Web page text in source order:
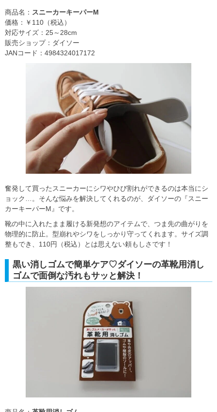
商品名： スニーカーキーパーM
価格：￥110（税込）
対応サイズ：25～28cm
販売ショップ：ダイソー
JANコード：4984324017172
奮発して買ったスニーカーにシワやひび割れができるのは本当にシ
ョック…。そんな悩みを解決してくれるのが、ダイソーの『スニー
カーキーパーM』です。
靴の中に入れたまま履ける新発想のアイテムで、つま先の曲がりを
物理的に防止。型崩れやシワをしっかり守ってくれます。サイズ調
整もでき、110円（税込）とは思えない頼もしさです！
黒い消しゴムで簡単ケア♡ダイソーの革靴用消し
ゴムで面倒な汚れもサッと解決！